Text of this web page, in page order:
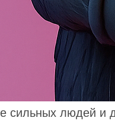
сильных людей и